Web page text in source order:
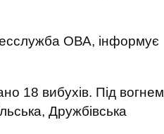
ОВА, інформує
18 вибухів. Під вогнем
Дружбівська